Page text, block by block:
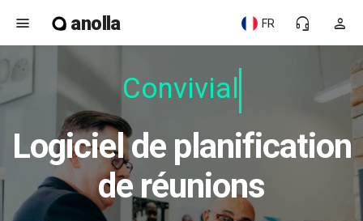
menu anolla person
headset_mic
FR
Convivial
Logiciel de planification
de réunions